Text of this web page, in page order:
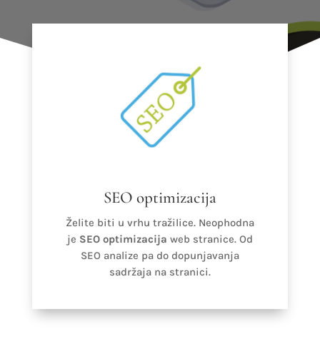
SEO optimizacija
Želite biti u vrhu tražilice. Neophodna
je SEO optimizacija web stranice. Od
SEO analize pa do dopunjavanja
sadržaja na stranici.